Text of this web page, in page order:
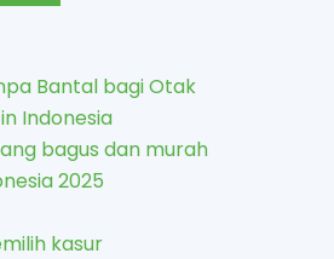
Bantal bagi Otak
Indonesia
bagus dan murah
2025
kasur